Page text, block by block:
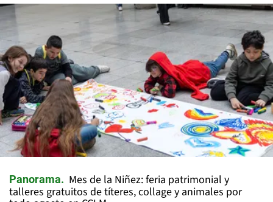
Panorama
Mes de la Niñez: feria patrimonial y
talleres gratuitos de títeres, collage y animales por